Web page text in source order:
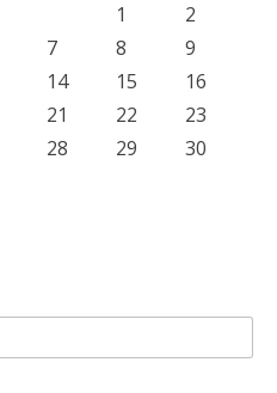
1
2
7 8
9
14 15
16
21 22
23
28 29
30